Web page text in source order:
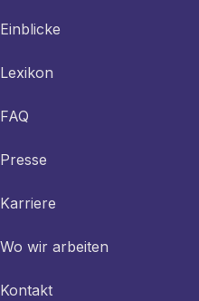
Einblicke
Lexikon
FAQ
Presse
Karriere
Wo wir arbeiten
Kontakt